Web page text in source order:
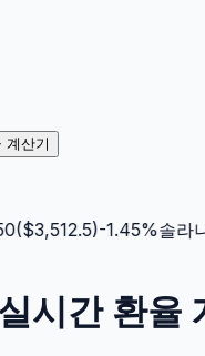
계산기
3,512.5)-1.45%솔라나
시간 환율